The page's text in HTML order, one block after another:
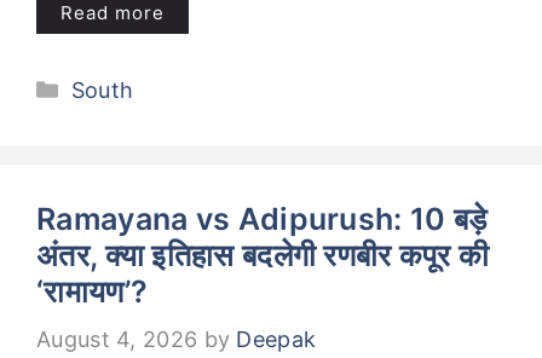
Read more
Categories
South
Ramayana vs Adipurush: 10 बड़े
अंतर, क्या इतिहास बदलेगी रणबीर कपूर की
‘रामायण’?
August 4, 2026 by Deepak